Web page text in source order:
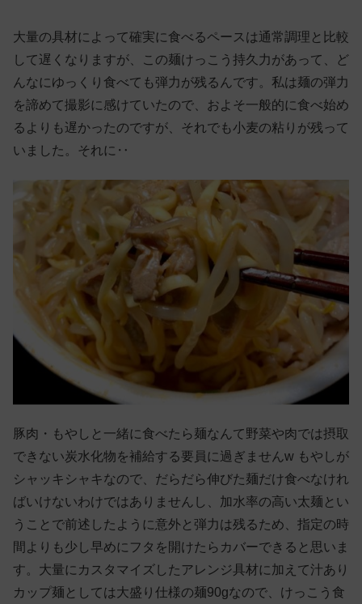
大量の具材によって確実に食べるペースは通常調理と比較
して遅くなりますが、この麺けっこう持久力があって、ど
んなにゆっくり食べても弾力が残るんです。私は麺の弾力
を諦めて撮影に感けていたので、およそ一般的に食べ始め
るよりも遅かったのですが、それでも小麦の粘りが残って
いました。それに‥
豚肉・もやしと一緒に食べたら麺なんて野菜や肉では摂取
できない炭水化物を補給する要員に過ぎませんw もやしが
シャッキシャキなので、だらだら伸びた麺だけ食べなけれ
ばいけないわけではありませんし、加水率の高い太麺とい
うことで前述したように意外と弾力は残るため、指定の時
間よりも少し早めにフタを開けたらカバーできると思いま
す。大量にカスタマイズしたアレンジ具材に加えて汁あり
カップ麺としては大盛り仕様の麺90gなので、けっこう食